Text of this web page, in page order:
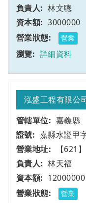
林文聰
3000000
營業
詳細資料
泓盛工程有限公
嘉義縣
嘉縣水證甲
【621
林天福
12000000
營業